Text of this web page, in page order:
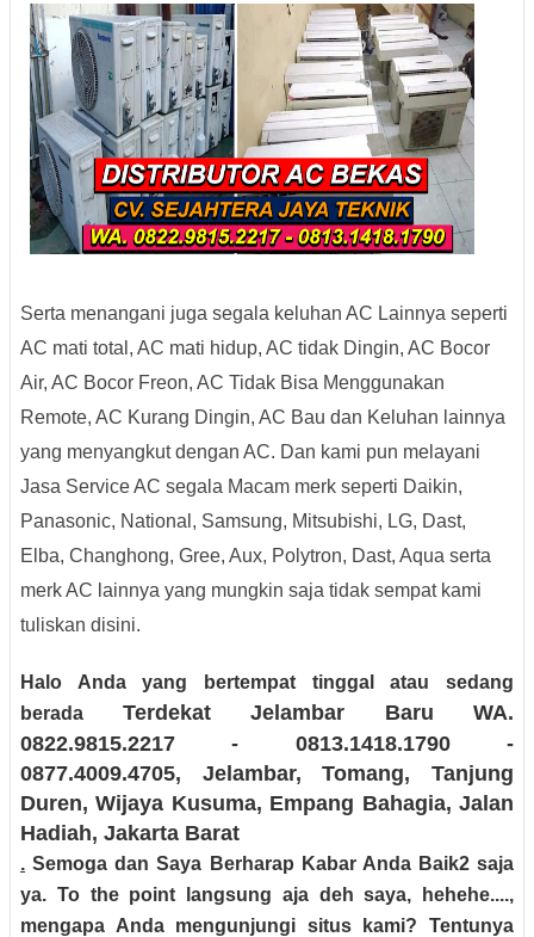
Serta menangani juga segala keluhan AC Lainnya seperti
AC mati total, AC mati hidup, AC tidak Dingin, AC Bocor
Air, AC Bocor Freon, AC Tidak Bisa Menggunakan
Remote, AC Kurang Dingin, AC Bau dan Keluhan lainnya
yang menyangkut dengan AC. Dan kami pun melayani
Jasa Service AC segala Macam merk seperti Daikin,
Panasonic, National, Samsung, Mitsubishi, LG, Dast,
Elba, Changhong, Gree, Aux, Polytron, Dast, Aqua serta
merk AC lainnya yang mungkin saja tidak sempat kami
tuliskan disini.
Halo Anda yang bertempat tinggal atau sedang
berada Terdekat Jelambar Baru WA.
0822.9815.2217 - 0813.1418.1790 -
0877.4009.4705, Jelambar, Tomang, Tanjung
Duren, Wijaya Kusuma, Empang Bahagia, Jalan
Hadiah, Jakarta Barat
. Semoga dan Saya Berharap Kabar Anda Baik2 saja
ya. To the point langsung aja deh saya, hehehe....,
mengapa Anda mengunjungi situs kami? Tentunya